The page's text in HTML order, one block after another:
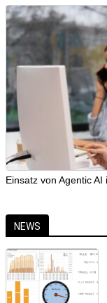
Einsatz von Agentic
NEWS